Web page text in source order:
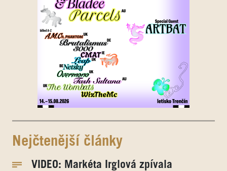
Nejčtenější články
VIDEO: Markéta Irglová zpívala